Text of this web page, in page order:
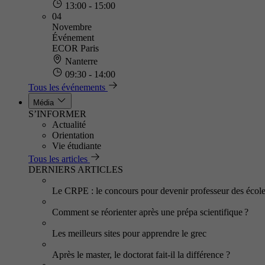
13:00 - 15:00
04
Novembre
Événement
ECOR Paris
Nanterre
09:30 - 14:00
Tous les événements
Média
S’INFORMER
Actualité
Orientation
Vie étudiante
Tous les articles
DERNIERS ARTICLES
Le CRPE : le concours pour devenir professeur des
Comment se réorienter après une prépa scientifique ?
Les meilleurs sites pour apprendre le grec
Après le master, le doctorat fait-il la différence ?